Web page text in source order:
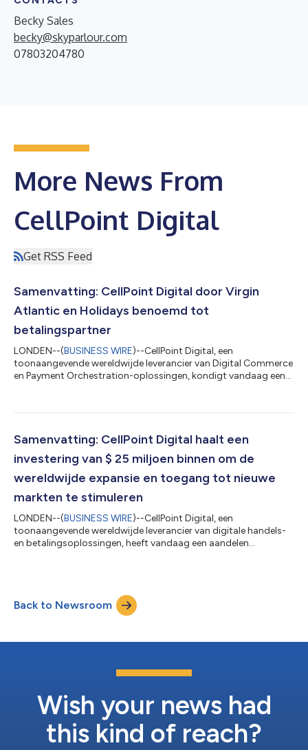
Becky Sales
becky@skyparlour.com
07803204780
More News From
CellPoint Digital
Get RSS Feed
Samenvatting: CellPoint Digital door Virgin
Atlantic en Holidays benoemd tot
betalingspartner
LONDEN--(BUSINESS WIRE)--CellPoint Digital, een
toonaangevende wereldwijde leverancier van Digital Commerce
en Payment Orchestration-oplossingen, kondigt vandaag een
vakantiepakketten zullen het volledige van payment
betalingsmethoden, nieuwe acquirers en opgeslagen
kaartfaciliteiten naadloos te integreren, waardoor lagere
kosten...
Samenvatting: CellPoint Digital haalt een
investering van $ 25 miljoen binnen om de
wereldwijde expansie en toegang tot nieuwe
markten te stimuleren
LONDEN--(BUSINESS WIRE)--CellPoint Digital, een
toonaangevende wereldwijde leverancier van digitale handels-
en betalingsoplossingen, heeft vandaag een aandelen
De verhuizing volgt op een reeks investeringen van Toscafund
en Penta Capital in CellPoint Digital na hun initiële investering in
2019 en brengt hun total...
Back to Newsroom
Wish your news had
this kind of reach?